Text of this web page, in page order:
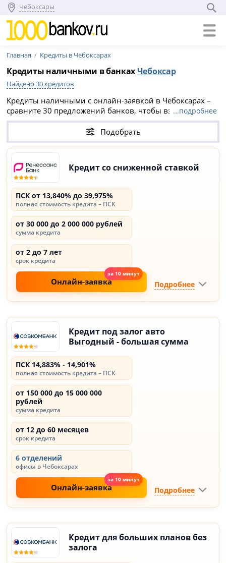
Чебоксары
Главная Кредиты в Чебоксарах
Кредиты наличными в банкахЧебоксар
Найдено 30 кредитов
Кредиты наличными с онлайн-заявкой в Чебоксарах –
сравните 30 предложений банков, чтобы взять
выгодный кредит по низкой ставке от 13.84%.
Потребительские кредиты Чебоксар с лучшим
одобрением на август 2026:Ренессанс Банк
(Ренессанс Кредит),Совкомбанк,Совкомбанк.
...подробнее
Подобрать
Кредит со сниженной ставкой
ПСК от 13,840% до 39,975%
полная стоимость кредита – ПСК
от 30 000 до 2 000 000 рублей
сумма кредита
от 2 до 7 лет
срок кредита
Онлайн-заявка Подробнее
Кредит под залог авто
Выгодный - большая сумма
ПСК 14,883% - 14,901%
полная стоимость кредита – ПСК
от 150 000 до 15 000 000
рублей
сумма кредита
от 12 до 60 месяцев
срок кредита
6 отделений
офисы в Чебоксарах
Онлайн-заявка Подробнее
Кредит для больших планов без
залога